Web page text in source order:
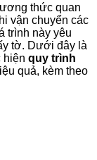
thức quan
vận chuyển các
trình này yêu
tờ. Dưới đây là
hiện quy trình
quả, kèm theo